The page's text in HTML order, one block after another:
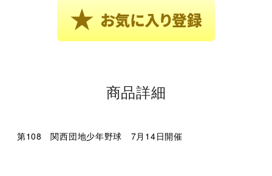
商品詳細
第108 関西団地少年野球 7月14日開催